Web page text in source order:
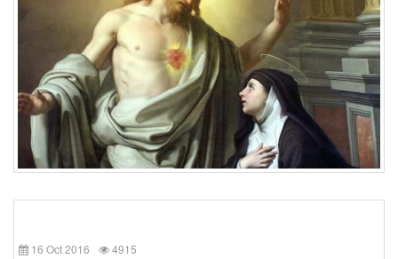
16 Oct 2016 4915